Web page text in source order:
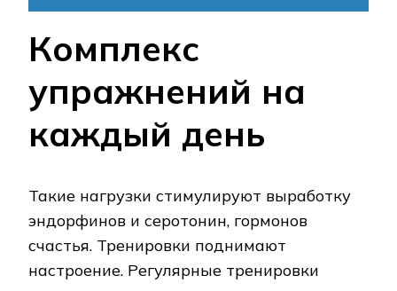
Комплекс
упражнений на
каждый день
Такие нагрузки стимулируют выработку
эндорфинов и серотонин, гормонов
счастья. Тренировки поднимают
настроение. Регулярные тренировки